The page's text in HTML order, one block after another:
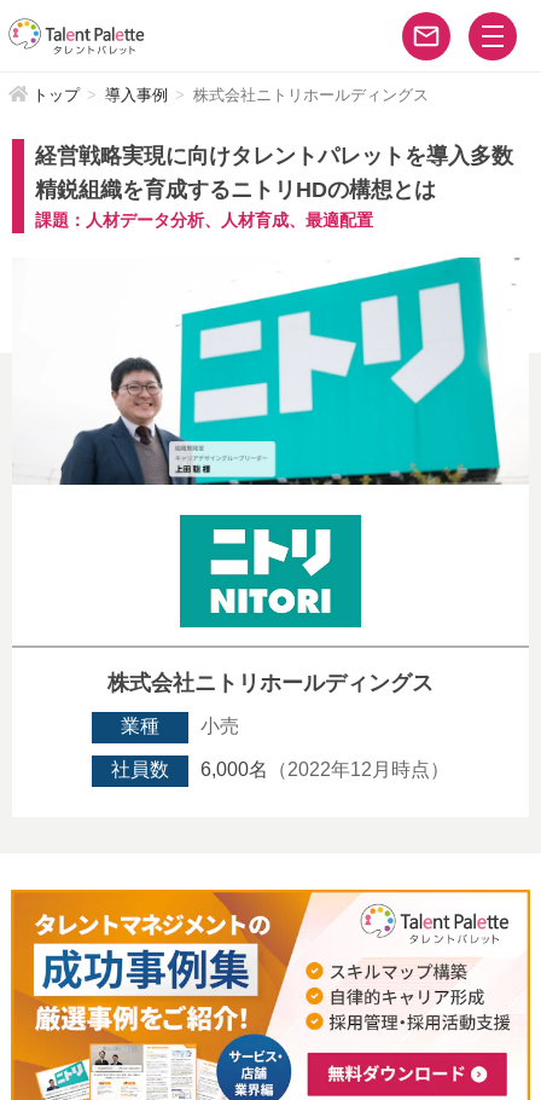
トップ 導入事例 株式会社ニトリホールディングス
経営戦略実現に向けタレントパレットを導入多数
精鋭組織を育成するニトリHDの構想とは
課題：人材データ分析、人材育成、最適配置
株式会社ニトリホールディングス
業種 小売
社員数 6,000名 （2022年12月時点）